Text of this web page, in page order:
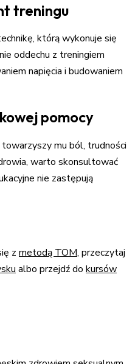
treningu
którą wykonuje się
oddechu z treningiem
napięcia i budowaniem
pomocy
mu ból, trudności
warto skonsultować
nie zastępują
z metodą TOM, przeczytaj
albo przejdź do kursów